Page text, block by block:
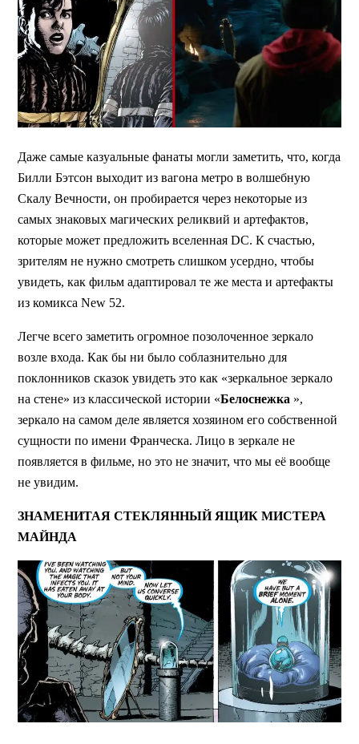
Даже самые казуальные фанаты могли заметить, что, когда
Билли Бэтсон выходит из вагона метро в волшебную
Скалу Вечности, он пробирается через некоторые из
самых знаковых магических реликвий и артефактов,
которые может предложить вселенная DC. К счастью,
зрителям не нужно смотреть слишком усердно, чтобы
увидеть, как фильм адаптировал те же места и артефакты
из комикса New 52.
Легче всего заметить огромное позолоченное зеркало
возле входа. Как бы ни было соблазнительно для
поклонников сказок увидеть это как «зеркальное зеркало
на стене» из классической истории «Белоснежка »,
зеркало на самом деле является хозяином его собственной
сущности по имени Франческа. Лицо в зеркале не
появляется в фильме, но это не значит, что мы её вообще
не увидим.
ЗНАМЕНИТАЯ СТЕКЛЯННЫЙ ЯЩИК МИСТЕРА
МАЙНДА